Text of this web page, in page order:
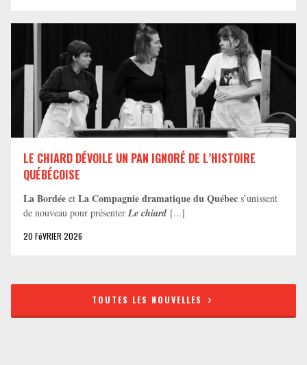
LE CHIARD DÉVOILE UN PAN IGNORÉ DE L’HISTOIRE
QUÉBÉCOISE
La Bordée et La Compagnie dramatique du Québec s’unissent
de nouveau pour présenter Le chiard [...]
20 FéVRIER 2026
TOUTES LES NOUVELLES